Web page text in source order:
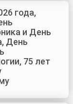
года,
и День
День
75 лет